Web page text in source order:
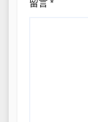
留言 *